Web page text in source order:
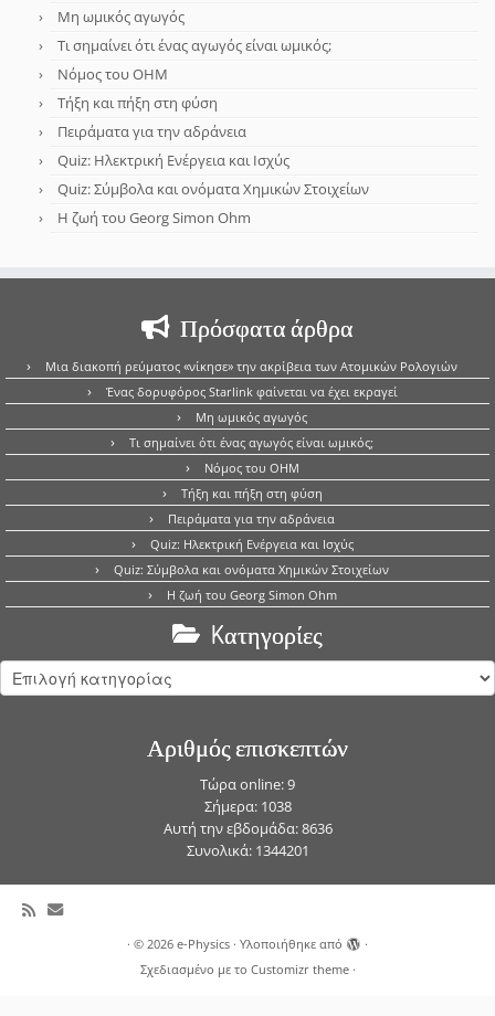
Μη ωμικός αγωγός
Τι σημαίνει ότι ένας αγωγός είναι ωμικός;
Νόμος του OHM
Τήξη και πήξη στη φύση
Πειράματα για την αδράνεια
Quiz: Ηλεκτρική Ενέργεια και Ισχύς
Quiz: Σύμβολα και ονόματα Χημικών Στοιχείων
Η ζωή του Georg Simon Ohm
Πρόσφατα άρθρα
Μια διακοπή ρεύματος «νίκησε» την ακρίβεια των Ατομικών Ρολογιών
Ένας δορυφόρος Starlink φαίνεται να έχει εκραγεί
Μη ωμικός αγωγός
Τι σημαίνει ότι ένας αγωγός είναι ωμικός;
Νόμος του OHM
Τήξη και πήξη στη φύση
Πειράματα για την αδράνεια
Quiz: Ηλεκτρική Ενέργεια και Ισχύς
Quiz: Σύμβολα και ονόματα Χημικών Στοιχείων
Η ζωή του Georg Simon Ohm
Kατηγορίες
Kατηγορίες
Αριθμός επισκεπτών
Τώρα online: 9
Σήμερα: 1038
Αυτή την εβδομάδα: 8636
Συνολικά: 1344201
· © 2026 e-Physics · Υλοποιήθηκε από
·
Σχεδιασμένο με το Customizr theme·